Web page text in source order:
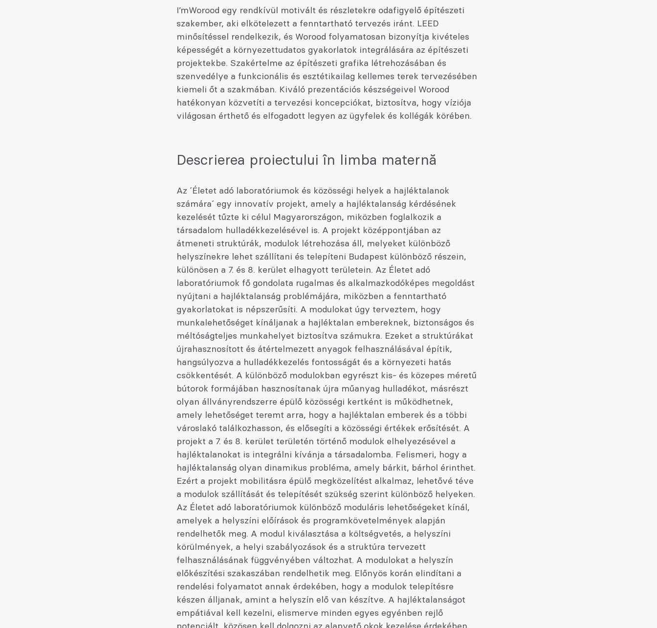
I’mWorood egy rendkívül motivált és részletekre odafigyelő építészeti
szakember, aki elkötelezett a fenntartható tervezés iránt. LEED
minősítéssel rendelkezik, és Worood folyamatosan bizonyítja kivételes
képességét a környezettudatos gyakorlatok integrálására az építészeti
projektekbe. Szakértelme az építészeti grafika létrehozásában és
szenvedélye a funkcionális és esztétikailag kellemes terek tervezésében
kiemeli őt a szakmában. Kiváló prezentációs készségeivel Worood
hatékonyan közvetíti a tervezési koncepciókat, biztosítva, hogy víziója
világosan érthető és elfogadott legyen az ügyfelek és kollégák körében.
Descrierea proiectului în limba maternă
Az ´Életet adó laboratóriumok és közösségi helyek a hajléktalanok
számára´ egy innovatív projekt, amely a hajléktalanság kérdésének
kezelését tűzte ki célul Magyarországon, miközben foglalkozik a
társadalom hulladékkezelésével is. A projekt középpontjában az
átmeneti struktúrák, modulok létrehozása áll, melyeket különböző
helyszínekre lehet szállítani és telepíteni Budapest különböző részein,
különösen a 7. és 8. kerület elhagyott területein. Az Életet adó
laboratóriumok fő gondolata rugalmas és alkalmazkodóképes megoldást
nyújtani a hajléktalanság problémájára, miközben a fenntartható
gyakorlatokat is népszerűsíti. A modulokat úgy terveztem, hogy
munkalehetőséget kínáljanak a hajléktalan embereknek, biztonságos és
méltóságteljes munkahelyet biztosítva számukra. Ezeket a struktúrákat
újrahasznosított és átértelmezett anyagok felhasználásával építik,
hangsúlyozva a hulladékkezelés fontosságát és a környezeti hatás
csökkentését. A különböző modulokban egyrészt kis- és közepes méretű
bútorok formájában hasznosítanak újra műanyag hulladékot, másrészt
olyan állványrendszerre épülő közösségi kertként is működhetnek,
amely lehetőséget teremt arra, hogy a hajléktalan emberek és a többi
városlakó találkozhasson, és elősegíti a közösségi értékek erősítését. A
projekt a 7. és 8. kerület területén történő modulok elhelyezésével a
hajléktalanokat is integrálni kívánja a társadalomba. Felismeri, hogy a
hajléktalanság olyan dinamikus probléma, amely bárkit, bárhol érinthet.
Ezért a projekt mobilitásra épülő megközelítést alkalmaz, lehetővé téve
a modulok szállítását és telepítését szükség szerint különböző helyeken.
Az Életet adó laboratóriumok különböző moduláris lehetőségeket kínál,
amelyek a helyszíni előírások és programkövetelmények alapján
rendelhetők meg. A modul kiválasztása a költségvetés, a helyszíni
körülmények, a helyi szabályozások és a struktúra tervezett
felhasználásának függvényében változhat. A modulokat a helyszín
előkészítési szakaszában rendelhetik meg. Előnyös korán elindítani a
rendelési folyamatot annak érdekében, hogy a modulok telepítésre
készen álljanak, amint a helyszín elő van készítve. A hajléktalanságot
empátiával kell kezelni, elismerve minden egyes egyénben rejlő